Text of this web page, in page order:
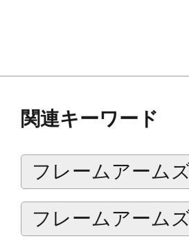
※成型色以外は通常
■フレームアームズ
ムズ マガツキ：RE
■シースブレイド（
ードを納刀・抜刀が可
関連キーワード
フレームアーム
フレームアーム